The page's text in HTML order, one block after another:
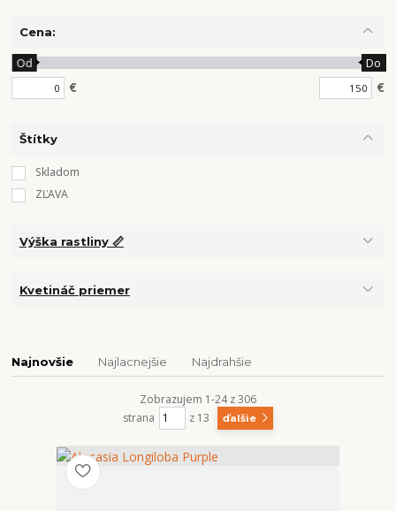
Cena:
€
Od Do
€
Štítky
Skladom
ZĽAVA
Výška rastliny 📏
Kvetináč priemer
Najnovšie Najlacnejšie Najdrahšie
Zobrazujem 1-24 z 306
strana
z 13 ďalšie